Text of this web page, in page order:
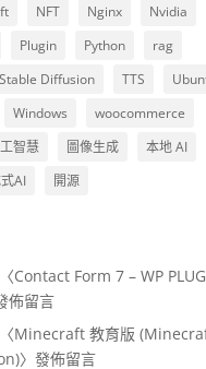
NFT Nginx Nvidia
Plugin Python
rag
Stable Diffusion TTS
Windows
woocommerce
智慧 圖像生成
本地 AI
AI 開源
Contact Form 7 – WP
佈留言
Minecraft 教育版
〉發佈留言